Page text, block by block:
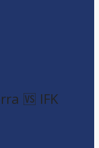
🆚 IFK